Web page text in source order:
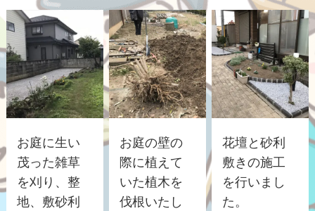
お庭に生い
茂った雑草
を刈り、整
地、敷砂利
お庭の壁の
際に植えて
いた植木を
伐根いたし
花壇と砂利
敷きの施工
を行いまし
た。